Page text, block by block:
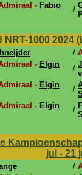
- Fabio
/
NRT-1000 2024
/
- Elgin
/
- Elgin
/
- Elgin
/
jul - 21
/